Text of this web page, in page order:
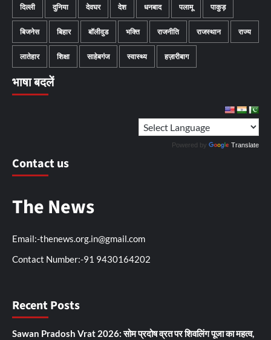
दिल्ली दुनिया देवघर देश धनबाद पलामू पाकुड़
बिजनेस बिहार बॉलीवुड भक्ति राजनीति राजस्थान राज्य
लातेहार शिक्षा साहेबगंज स्वास्थ्य हज़ारीबाग
भाषा बदलें
Powered by Translate
Contact us
The News
Email:-thenews.org.in@gmail.com
Contact Number:-91 9430164202
Recent Posts
Sawan Pradosh Vrat 2026: सोम प्रदोष व्रत पर शिवलिंग पूजा का महत्व,